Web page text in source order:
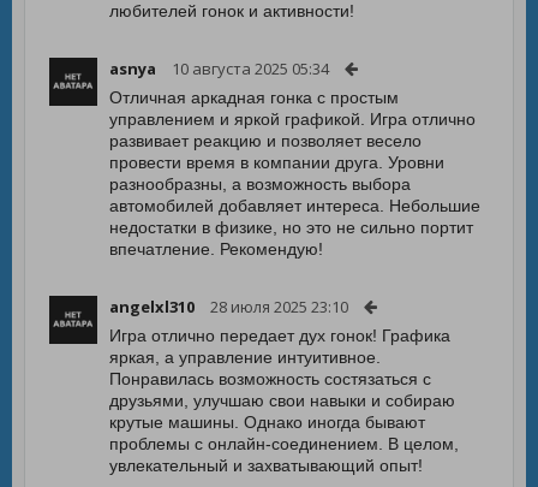
любителей гонок и активности!
asnya 10 августа 2025 05:34
Отличная аркадная гонка с простым
управлением и яркой графикой. Игра отлично
развивает реакцию и позволяет весело
провести время в компании друга. Уровни
разнообразны, а возможность выбора
автомобилей добавляет интереса. Небольшие
недостатки в физике, но это не сильно портит
впечатление. Рекомендую!
angelxl310 28 июля 2025 23:10
Игра отлично передает дух гонок! Графика
яркая, а управление интуитивное.
Понравилась возможность состязаться с
друзьями, улучшаю свои навыки и собираю
крутые машины. Однако иногда бывают
проблемы с онлайн-соединением. В целом,
увлекательный и захватывающий опыт!